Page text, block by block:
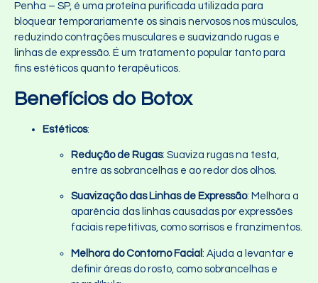
Penha – SP, é uma proteína purificada utilizada para
bloquear temporariamente os sinais nervosos nos músculos,
reduzindo contrações musculares e suavizando rugas e
linhas de expressão. É um tratamento popular tanto para
fins estéticos quanto terapêuticos.
Benefícios do Botox
Estéticos:
Redução de Rugas: Suaviza rugas na testa,
entre as sobrancelhas e ao redor dos olhos.
Suavização das Linhas de Expressão: Melhora a
aparência das linhas causadas por expressões
faciais repetitivas, como sorrisos e franzimentos.
Melhora do Contorno Facial : Ajuda a levantar e
definir áreas do rosto, como sobrancelhas e